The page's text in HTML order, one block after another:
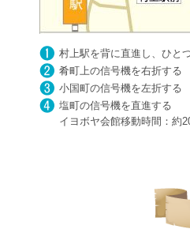
村上駅を背に直進し、ひと
肴町上の信号機を右折する
小国町の信号機を左折する
塩町の信号機を直進する
イヨボヤ会館移動時間：約